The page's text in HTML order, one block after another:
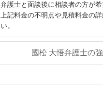
弁護士と面談後に相談者の方が
上記料金の不明点や見積料金の
い。
國松 大悟弁護士の